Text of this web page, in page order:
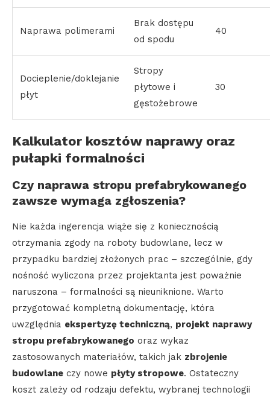
Naprawa polimerami
Brak dostępu
od spodu
40
Docieplenie/doklejanie
płyt
Stropy
płytowe i
gęstożebrowe
30
Kalkulator kosztów naprawy oraz
pułapki formalności
Czy naprawa stropu prefabrykowanego
zawsze wymaga zgłoszenia?
Nie każda ingerencja wiąże się z koniecznością
otrzymania zgody na roboty budowlane, lecz w
przypadku bardziej złożonych prac – szczególnie, gdy
nośność wyliczona przez projektanta jest poważnie
naruszona – formalności są nieuniknione. Warto
przygotować kompletną dokumentację, która
uwzględnia ekspertyzę techniczną, projekt naprawy
stropu prefabrykowanego oraz wykaz
zastosowanych materiałów, takich jak zbrojenie
budowlane czy nowe płyty stropowe. Ostateczny
koszt zależy od rodzaju defektu, wybranej technologii